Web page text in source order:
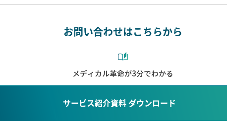
お問い合わせはこちらから
メディカル革命が3分でわかる
サービス紹介資料 ダウンロード